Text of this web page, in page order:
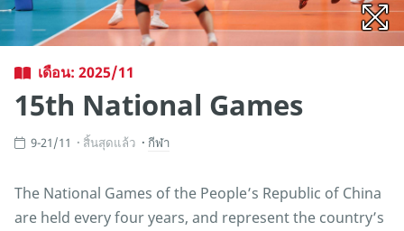
เดือน: 2025/11
15th National Games
9-21/11 สิ้นสุดแล้ว กีฬา
The National Games of the People’s Republic of China
are held every four years, and represent the country’s